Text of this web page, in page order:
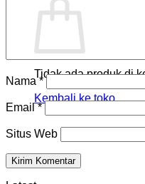
Tidak ada produk di
Kembali ke toko
Nama*
Email*
Situs Web